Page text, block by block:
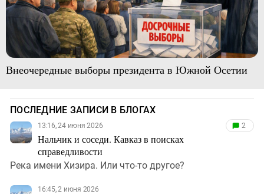
Внеочередные выборы президента в Южной Осетии
ПОСЛЕДНИЕ ЗАПИСИ В БЛОГАХ
13:16, 24 июня 2026
Нальчик и соседи. Кавказ в поисках
справедливости
2
Река имени Хизира. Или что-то другое?
16:45, 2 июня 2026